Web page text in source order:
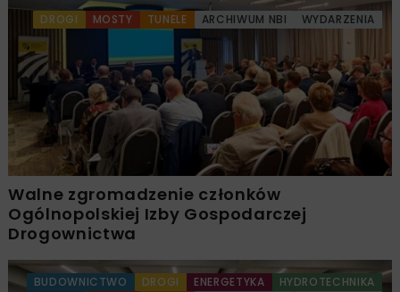
DROGI MOSTY TUNELE ARCHIWUM NBI WYDARZENIA
Walne zgromadzenie członków
Ogólnopolskiej Izby Gospodarczej
Drogownictwa
BUDOWNICTWO DROGI ENERGETYKA HYDROTECHNIKA